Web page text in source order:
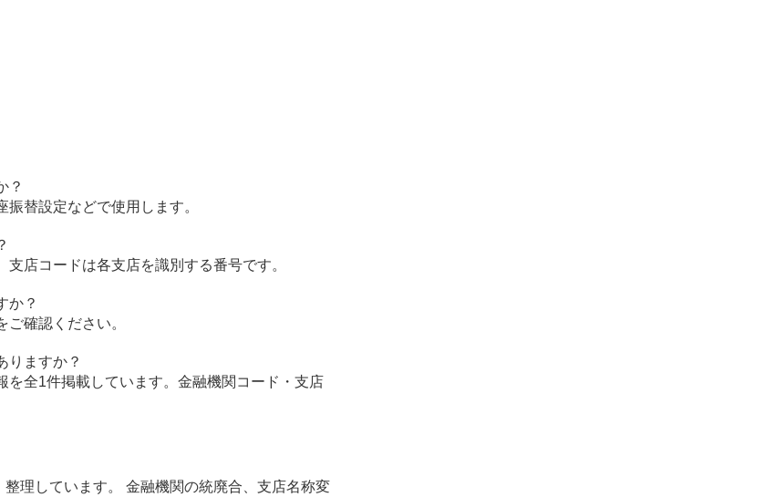
？
替設定などで使用します。
店コードは各支店を識別する番号です。
か？
確認ください。
りますか？
全1件掲載しています。金融機関コード・支店
理しています。 金融機関の統廃合、支店名称変